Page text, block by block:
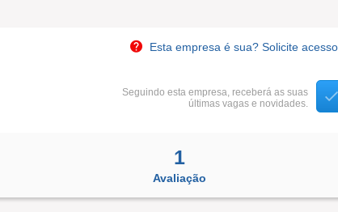
Esta empresa é sua? Solicite
Seguindo esta empresa, receberá as suas
últimas vagas e novidades.
1
Avaliação